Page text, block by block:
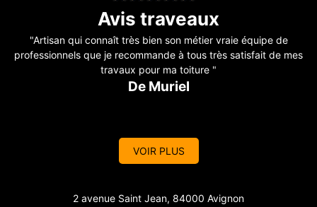
travaux de couverture
"Entreprise sérieuse et réactive, je recommande !!"
De Marine
VOIR PLUS
2 avenue Saint Jean, 84000 Avignon